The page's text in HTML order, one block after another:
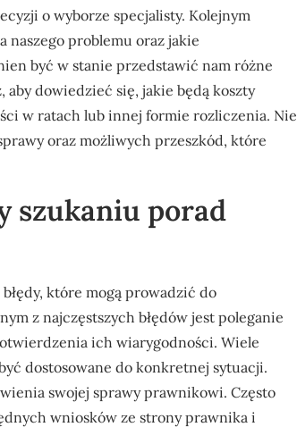
o wyborze specjalisty. Kolejnym
naszego problemu oraz jakie
być w stanie przedstawić nam różne
dowiedzieć się, jakie będą koszty
w ratach lub innej formie rozliczenia. Nie
oraz możliwych przeszkód, które
szukaniu porad
które mogą prowadzić do
z najczęstszych błędów jest poleganie
ich wiarygodności. Wiele
dostosowane do konkretnej sytuacji.
swojej sprawy prawnikowi. Często
wniosków ze strony prawnika i